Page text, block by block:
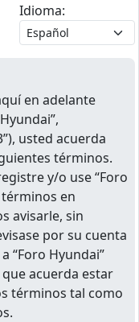
Idioma:
en adelante
usted acuerda
términos.
y/o use “Foro
en
avisarle, sin
por su cuenta
“Foro Hyundai”
acuerda estar
términos tal como